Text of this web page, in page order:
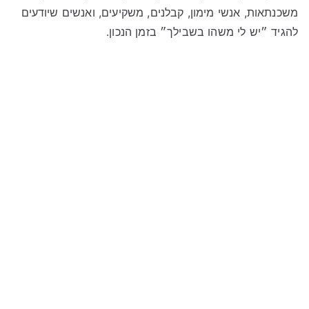
משכנתאות, אנשי מימון, קבלנים, משקיעים, ואנשים שיודעים
להגיד ״יש לי משהו בשבילך״ בזמן הנכון.